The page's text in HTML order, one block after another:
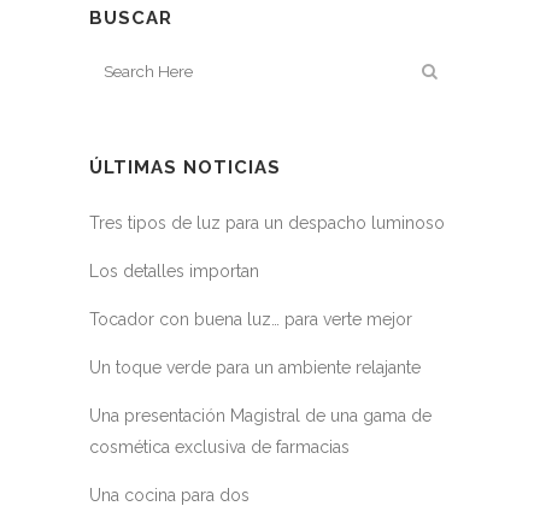
BUSCAR
ÚLTIMAS NOTICIAS
Tres tipos de luz para un despacho luminoso
Los detalles importan
Tocador con buena luz… para verte mejor
Un toque verde para un ambiente relajante
Una presentación Magistral de una gama de
cosmética exclusiva de farmacias
Una cocina para dos